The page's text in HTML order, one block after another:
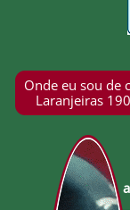
Onde eu sou de
Laranjeiras
Baixe o